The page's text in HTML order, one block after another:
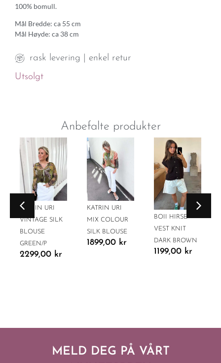
100% bomull.
Mål Bredde: ca 55 cm
Mål Høyde: ca 38 cm
rask levering | enkel retur
Utsolgt
Anbefalte produkter
KATRIN URI
VINTAGE SILK
BLOUSE
GREEN/P
2299,00 kr
KATRIN URI
MIX COLOUR
SILK BLOUSE
1899,00 kr
BOII HIRSE
VEST KNIT
DARK BROWN
1199,00 kr
MELD DEG PÅ VÅRT